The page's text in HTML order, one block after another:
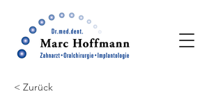
< Zurück